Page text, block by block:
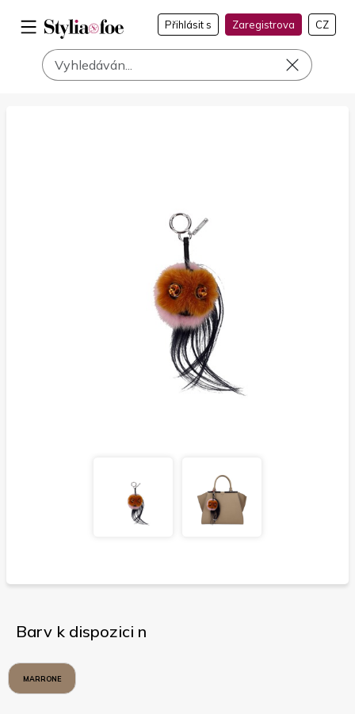
Přihlásit s Zaregistrova CZ
Barv k dispozici n
MARRONE